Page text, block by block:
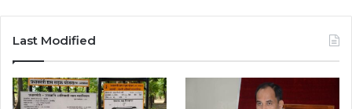
b
t
a
Last Modified